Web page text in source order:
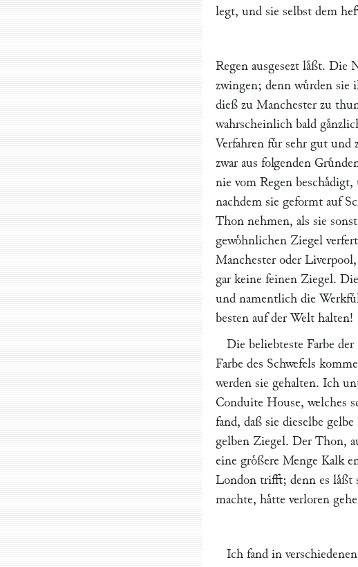
legt, und sie selbst dem
Regen ausgesezt laͤßt. Die
zwingen; denn wuͤrden sie
dieß zu Manchester zu
wahrscheinlich bald
Verfahren fuͤr sehr gut und
zwar aus folgenden
nie vom Regen
nachdem sie geformt auf
Thon nehmen, als sie
gewoͤhnlichen Ziegel
Manchester oder
gar keine feinen Ziegel.
und namentlich die
besten auf der Welt halten!
Die beliebteste Farbe
Farbe des Schwefels
werden sie gehalten. Ich
Conduite House, welches
fand, daß sie dieselbe
gelben Ziegel. Der Thon,
eine groͤßere Menge Kalk
London trifft; denn es laͤßt
machte, haͤtte verloren
Ich fand in